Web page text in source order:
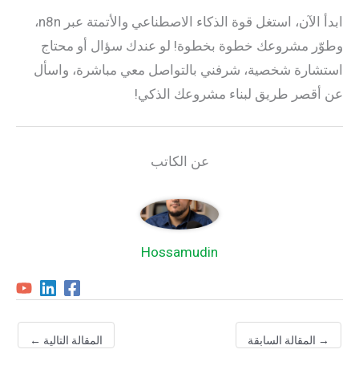
ابدأ الآن، استغل قوة الذكاء الاصطناعي والأتمتة عبر n8n،
وطوّر مشروعك خطوة بخطوة! لو عندك سؤال أو محتاج
استشارة شخصية، شرفني بالتواصل معي مباشرة، واسأل
عن أقصر طريق لبناء مشروعك الذكي!
عن الكاتب
Hossamudin
→ المقالة السابقة المقالة التالية ←